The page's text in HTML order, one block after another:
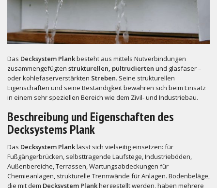
Das Decksystem Plankbesteht aus mittels Nutverbindungen
zusammengefügten strukturellen, pultrudierten und glasfaser –
oder kohlefaserverstärkten Streben. Seine strukturellen
Eigenschaften und seine Beständigkeit bewähren sich beim Einsatz
in einem sehr speziellen Bereich wie dem Zivil- und Industriebau.
Beschreibung und Eigenschaften des
Decksystems Plank
Das Decksystem Planklässt sich vielseitig einsetzen: für
Fußgängerbrücken, selbsttragende Laufstege, Industrieböden,
Außenbereiche, Terrassen, Wartungsabdeckungen für
Chemieanlagen, strukturelle Trennwände für Anlagen. Bodenbeläge,
die mit dem Decksystem Plankhergestellt werden, haben mehrere